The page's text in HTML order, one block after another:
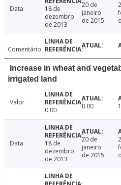
Data
18 de
dezembro
de 2013
20 de
janeiro
de 2015
Comentário
Increase in wheat and
irrigated land
Valor
0.00
0.00
Data
18 de
dezembro
de 2013
20 de
janeiro
de 2015